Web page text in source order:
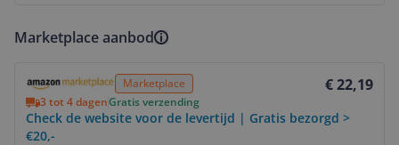
Marketplace aanbod
Marketplace € 22,19
3 tot 4 dagenGratis verzending
Check de website voor de levertijd | Gratis bezorgd >
€20,-